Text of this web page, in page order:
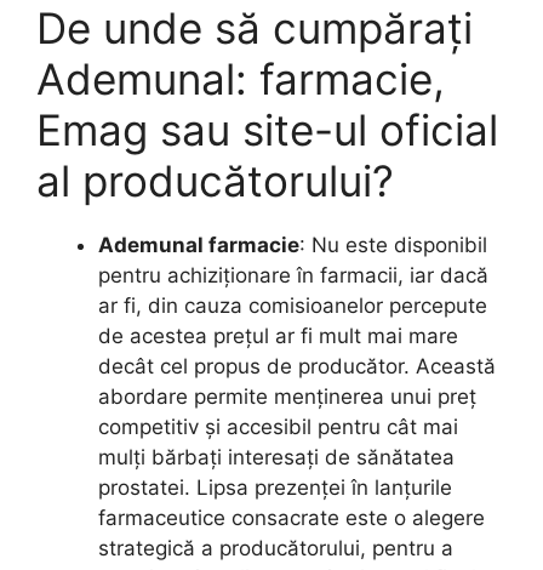
De unde să cumpărați
Ademunal: farmacie,
Emag sau site-ul oficial
al producătorului?
Ademunal farmacie: Nu este disponibil
pentru achiziționare în farmacii, iar dacă
ar fi, din cauza comisioanelor percepute
de acestea prețul ar fi mult mai mare
decât cel propus de producător. Această
abordare permite menținerea unui preț
competitiv și accesibil pentru cât mai
mulți bărbați interesați de sănătatea
prostatei. Lipsa prezenței în lanțurile
farmaceutice consacrate este o alegere
strategică a producătorului, pentru a